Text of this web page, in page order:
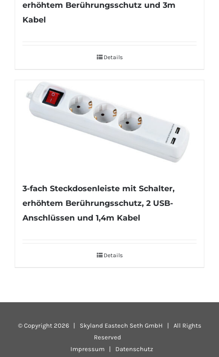
erhöhtem Berührungsschutz und 3m
Kabel
Details
3-fach Steckdosenleiste mit Schalter,
erhöhtem Berührungsschutz, 2 USB-
Anschlüssen und 1,4m Kabel
Details
© Copyright 2026 | Skyland Eastech Seth GmbH | All Rights
Reserved
Impressum | Datenschutz